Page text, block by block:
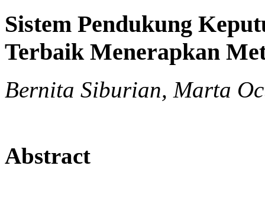
Sistem Pendukung
Terbaik Menerapkan
Bernita Siburian, Marta
Abstract